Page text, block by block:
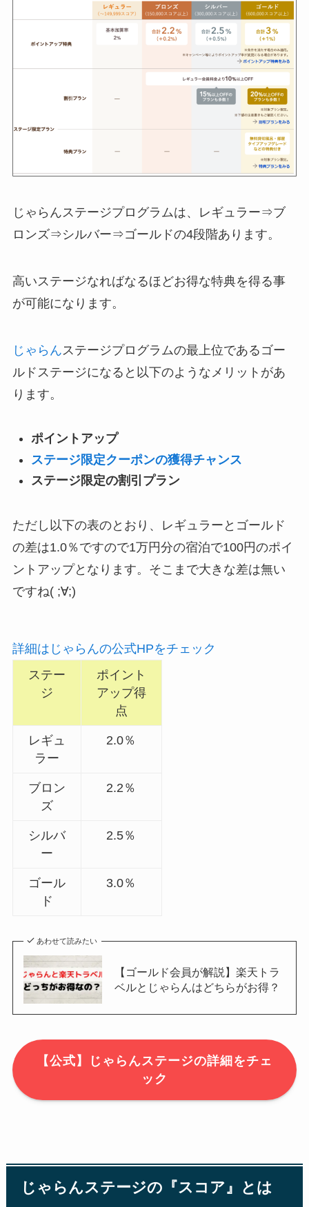
じゃらんステージプログラムは、レギュラー⇒ブ
ロンズ⇒シルバー⇒ゴールドの4段階あります。
高いステージなればなるほどお得な特典を得る事
が可能になります。
じゃらん ステージプログラムの最上位であるゴー
ルドステージになると以下のようなメリットがあ
ります。
ポイントアップ
ステージ限定クーポンの獲得チャンス
ステージ限定の割引プラン
ただし以下の表のとおり、レギュラーとゴールド
の差は1.0％ですので1万円分の宿泊で100円のポイ
ントアップとなります。そこまで大きな差は無い
ですね( ;∀;)
詳細はじゃらんの公式HPをチェック
ステー
ジ
ポイント
アップ得
点
レギュ
ラー
2.0％
ブロン
ズ
2.2％
シルバ
ー
2.5％
ゴール
ド
3.0％
あわせて読みたい
【ゴールド会員が解説】楽天トラ
ベルとじゃらんはどちらがお得？
【公式】じゃらんステージの詳細をチェ
ック
じゃらんステージの『スコア』とは